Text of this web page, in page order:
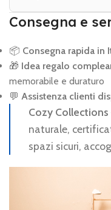
Consegna e
📦 Consegna rapida in
🎁 Idea regalo
memorabile e duraturo
💬 Assistenza clienti
Cozy Collections
naturale,
spazi sicuri,